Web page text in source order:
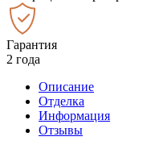
Гарантия
2 года
Описание
Отделка
Информация
Отзывы